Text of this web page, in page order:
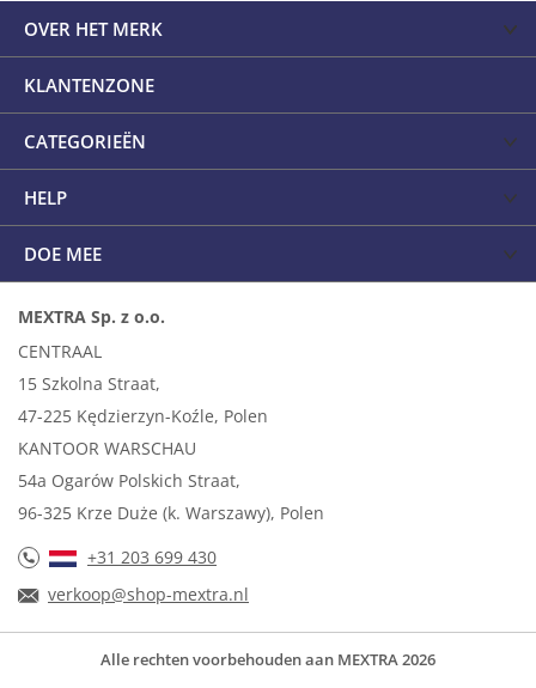
OVER HET MERK
KLANTENZONE
CATEGORIEËN
HELP
DOE MEE
MEXTRA Sp. z o.o.
CENTRAAL
15 Szkolna Straat,
47-225 Kędzierzyn-Koźle, Polen
KANTOOR WARSCHAU
54a Ogarów Polskich Straat,
96-325 Krze Duże (k. Warszawy), Polen
+31 203 699 430
verkoop@shop-mextra.nl
Alle rechten voorbehouden aan MEXTRA 2026